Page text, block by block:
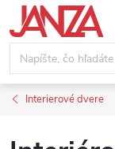
Prejsť na obsah
Interierové dvere